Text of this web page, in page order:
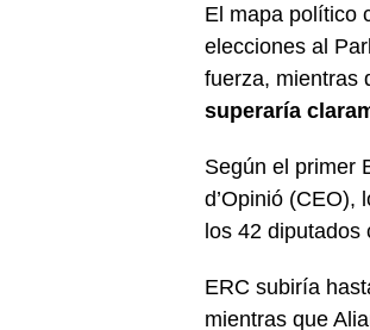
El mapa político
elecciones al
fuerza, mientras
superaría
Según el primer
d’Opinió (CEO),
los 42 diputados
ERC subiría
mientras que